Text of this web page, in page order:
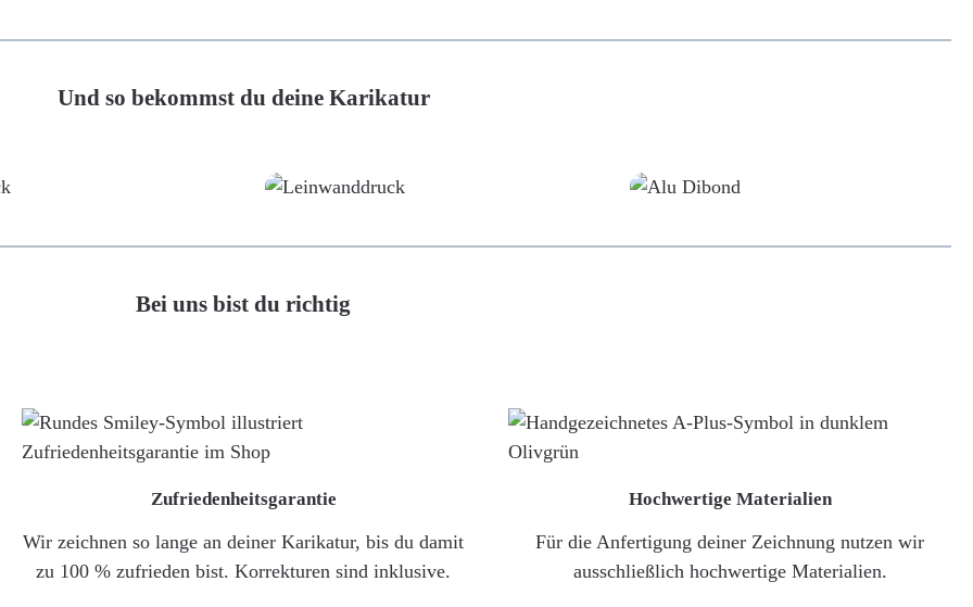
Und so bekommst du deine Karikatur
Bei uns bist du richtig
Zufriedenheitsgarantie
Wir zeichnen so lange an deiner Karikatur, bis du damit
zu 100 % zufrieden bist. Korrekturen sind inklusive.
Hochwertige Materialien
Für die Anfertigung deiner Zeichnung nutzen wir
ausschließlich hochwertige Materialien.